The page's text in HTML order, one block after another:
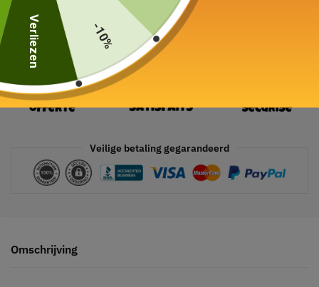
Veilige betaling gegarandeerd
Omschrijving
-10%
Verliezen